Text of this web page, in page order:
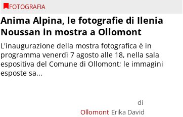
FOTOGRAFIA
Anima Alpina, le fotografie di Ilenia
Noussan in mostra a Ollomont
Ollomont
di
Erika David
L'inaugurazione della mostra fotografica è in
programma venerdì 7 agosto alle 18, nella sala
espositiva del Comune di Ollomont; le immagini
esposte sa...